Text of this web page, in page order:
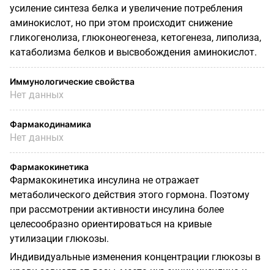
усиление синтеза белка и увеличение потребления
аминокислот, но при этом происходит снижение
гликогенолиза, глюконеогенеза, кетогенеза, липолиза,
катаболизма белков и высвобождения аминокислот.
Иммунологические свойства
Нет данных
Фармакодинамика
Нет данных
Фармакокинетика
Фармакокинетика инсулина не отражает
метаболического действия этого гормона. Поэтому
при рассмотрении активности инсулина более
целесообразно ориентироваться на кривые
утилизации глюкозы.
Индивидуальные изменения концентрации глюкозы в